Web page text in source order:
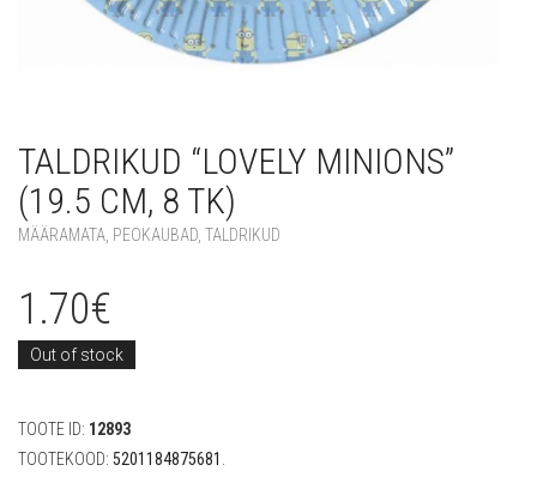
TALDRIKUD “LOVELY MINIONS”
(19.5 CM, 8 TK)
MÄÄRAMATA PEOKAUBAD TALDRIKUD
1.70€
Out of stock
TOOTE ID: 12893
TOOTEKOOD: 5201184875681